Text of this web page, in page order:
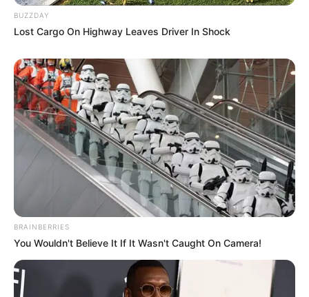
BUZZDAY
Lost Cargo On Highway Leaves Driver In Shock
BRAINBERRIES
You Wouldn't Believe It If It Wasn't Caught On Camera!